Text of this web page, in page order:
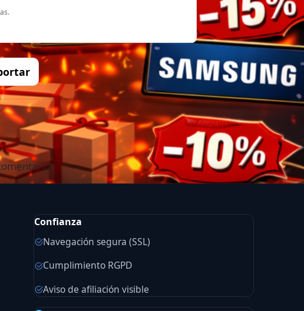
Confianza
Navegación segura (SSL)
Cumplimiento RGPD
Aviso de afiliación visible